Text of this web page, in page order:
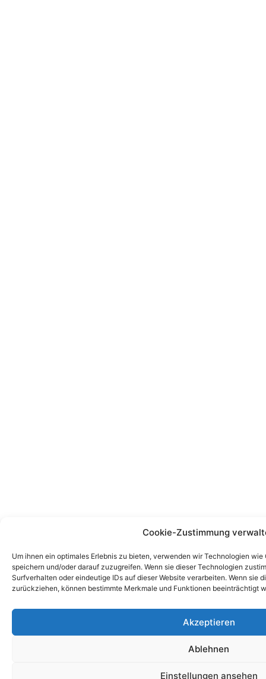
Cookie-Zustimmung
Um ihnen ein optimales Erlebnis zu bieten, verwenden wir Technologien
speichern und/oder darauf zuzugreifen. Wenn sie dieser Technologien
Surfverhalten oder eindeutige IDs auf dieser Website verarbeiten. Wenn sie
zurückziehen, können bestimmte Merkmale und Funktionen beeinträchtigt
Akzeptieren
Ablehnen
Einstellungen ansehen